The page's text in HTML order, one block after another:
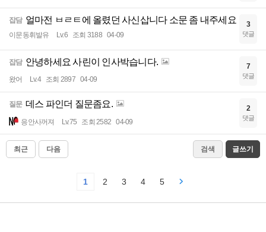
잡담 얼마전 ㅂㄹㅌ에 올렸던 사신삽니다 소문 좀 내주세요
이문동휘발유 Lv.6 조회 3188 04-09
3
댓글
잡담 안녕하세요 사린이 인사박습니다.
왔어 Lv.4 조회 2897 04-09
7
댓글
질문 데스 파인더 질문좀요.
응안사꺼져 Lv.75 조회 2582 04-09
2
댓글
최근 다음 검색 글쓰기
1 2 3 4 5